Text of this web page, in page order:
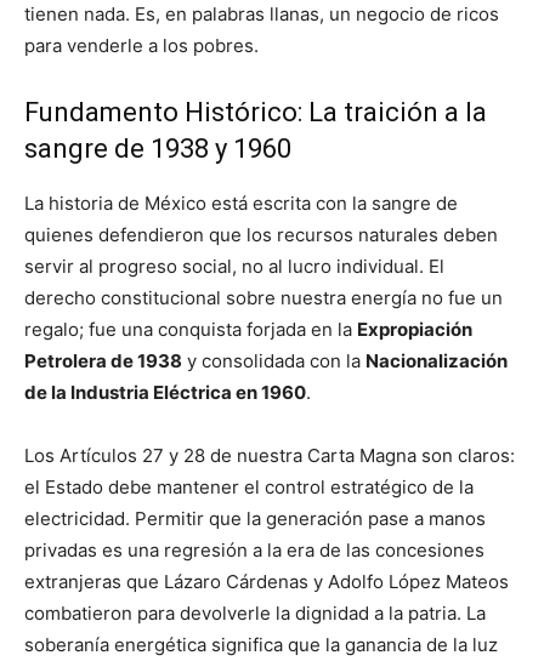
tienen nada. Es, en palabras llanas, un negocio de ricos
para venderle a los pobres.
Fundamento Histórico: La traición a la
sangre de 1938 y 1960
La historia de México está escrita con la sangre de
quienes defendieron que los recursos naturales deben
servir al progreso social, no al lucro individual. El
derecho constitucional sobre nuestra energía no fue un
regalo; fue una conquista forjada en la Expropiación
Petrolera de 1938 y consolidada con la Nacionalización
de la Industria Eléctrica en 1960.
Los Artículos 27 y 28 de nuestra Carta Magna son claros:
el Estado debe mantener el control estratégico de la
electricidad. Permitir que la generación pase a manos
privadas es una regresión a la era de las concesiones
extranjeras que Lázaro Cárdenas y Adolfo López Mateos
combatieron para devolverle la dignidad a la patria. La
soberanía energética significa que la ganancia de la luz